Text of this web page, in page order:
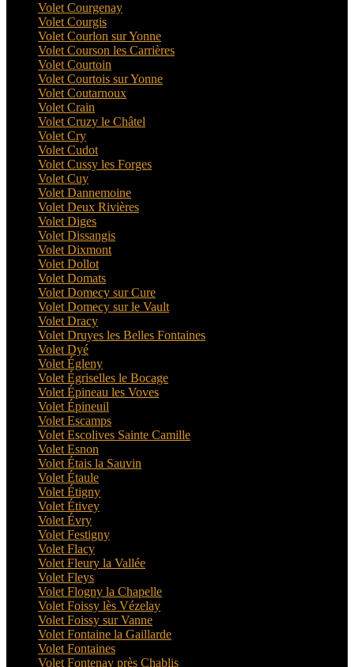
Volet Courgenay
Volet Courgis
Volet Courlon sur Yonne
Volet Courson les Carrières
Volet Courtoin
Volet Courtois sur Yonne
Volet Coutarnoux
Volet Crain
Volet Cruzy le Châtel
Volet Cry
Volet Cudot
Volet Cussy les Forges
Volet Cuy
Volet Dannemoine
Volet Deux Rivières
Volet Diges
Volet Dissangis
Volet Dixmont
Volet Dollot
Volet Domats
Volet Domecy sur Cure
Volet Domecy sur le Vault
Volet Dracy
Volet Druyes les Belles Fontaines
Volet Dyé
Volet Égleny
Volet Égriselles le Bocage
Volet Épineau les Voves
Volet Épineuil
Volet Escamps
Volet Escolives Sainte Camille
Volet Esnon
Volet Étais la Sauvin
Volet Étaule
Volet Étigny
Volet Étivey
Volet Évry
Volet Festigny
Volet Flacy
Volet Fleury la Vallée
Volet Fleys
Volet Flogny la Chapelle
Volet Foissy lès Vézelay
Volet Foissy sur Vanne
Volet Fontaine la Gaillarde
Volet Fontaines
Volet Fontenay près Chablis